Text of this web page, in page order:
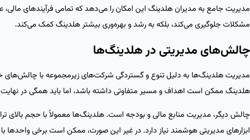
مدیریت جامع به مدیران هلدینگ این امکان را می‌دهد که تمامی فرآیندهای مالی،
مشکلات جلوگیری می‌کند، بلکه به رشد و بهره‌وری بیشتر هلدینگ کمک می‌کند.
چالش‌های مدیریتی در هلدینگ‌ها
مدیریت هلدینگ‌ها به دلیل تنوع و گستردگی شرکت‌های زیرمجموعه با
هلدینگ ممکن است اهداف و مسیر متفاوتی داشته باشد، اما باید همگی در
چالش دیگر، مدیریت منابع مالی و بودجه است. هلدینگ‌ها معمولاً با حجم
ابزارهای مدیریتی هوشمند نیاز دارد. در غیر این صورت، ممکن است برخی واحدها